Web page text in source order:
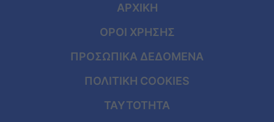
ΑΡΧΙΚΗ
ΟΡΟΙ ΧΡΗΣΗΣ
ΠΡΟΣΩΠΙΚΑ ΔΕΔΟΜΕΝΑ
ΠΟΛΙΤΙΚΗ COOKIES
ΤΑΥΤΟΤΗΤΑ